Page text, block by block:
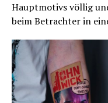
Hauptmotivs völlig
beim Betrachter in